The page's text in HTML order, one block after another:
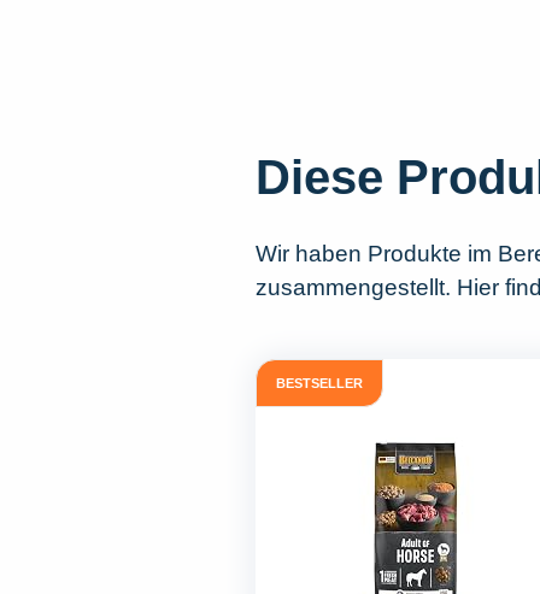
Diese
Wir haben Produkte im
zusammengestellt. Hier
BESTSELLER